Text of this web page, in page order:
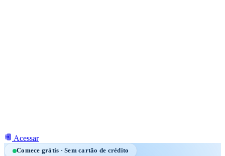
Acessar
Comece grátis · Sem cartão de crédito